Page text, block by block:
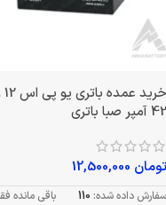
42 آمپر صبا باتری
تومان
سفارش داده شده: 110 باقی مانده